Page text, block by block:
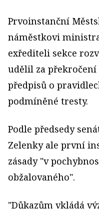
Prvoinstanční
náměstkovi
exřediteli sekce
udělil za
předpisů o
podmíněné tresty.
Podle předsedy
Zelenky ale první
zásady "v
obžalovaného".
"Důkazům vkládá